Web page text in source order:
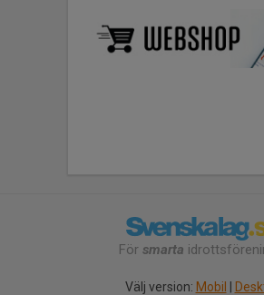
För smarta
Välj version: Mobil